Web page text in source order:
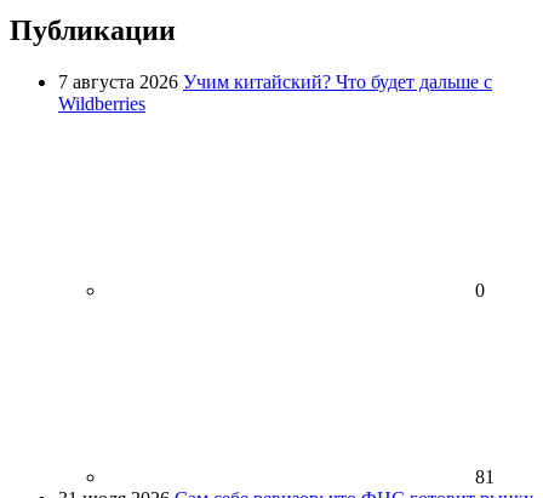
Публикации
7 августа 2026 Учим китайский? Что будет дальше с
Wildberries
0
81